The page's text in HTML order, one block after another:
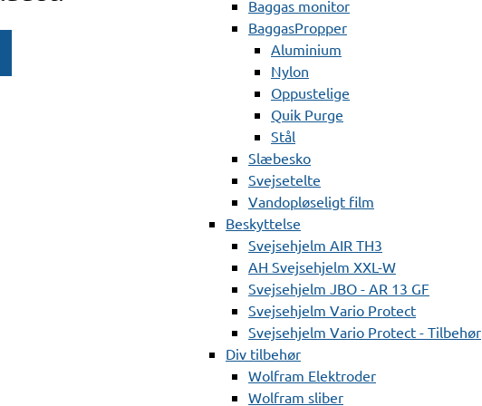
Baggas monitor
BaggasPropper
Aluminium
Nylon
Oppustelige
Quik Purge
Stål
Slæbesko
Svejsetelte
Vandopløseligt film
Beskyttelse
Svejsehjelm AIR TH3
AH Svejsehjelm XXL-W
Svejsehjelm JBO - AR 13 GF
Svejsehjelm Vario Protect
Svejsehjelm Vario Protect - Tilbehør
Div tilbehør
Wolfram Elektroder
Wolfram sliber